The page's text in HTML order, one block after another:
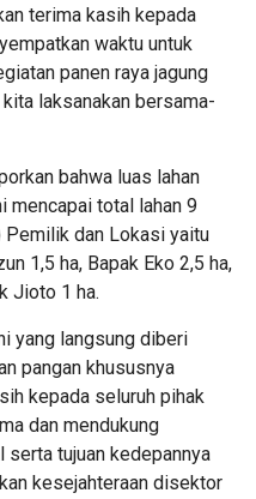
terima kasih kepada
waktu untuk
panen raya jagung
laksanakan bersama-
bahwa luas lahan
mencapai total lahan 9
Pemilik dan Lokasi yaitu
1,5 ha, Bapak Eko 2,5 ha,
Jioto 1 ha.
yang langsung diberi
pangan khususnya
kepada seluruh pihak
dan mendukung
tujuan kedepannya
kesejahteraan disektor